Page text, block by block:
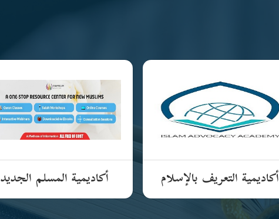
أكاديمية التعريف بالإسلام أكاديمية المسلم الجديد